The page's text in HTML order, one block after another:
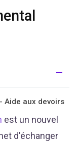
Aide aux devoirs
est un nouvel
d'échanger